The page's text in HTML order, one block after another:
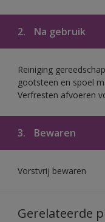
2. Na gebruik
Reiniging
gootsteen en spoel
Verfresten afvoeren
3. Bewaren
Vorstvrij bewaren
Gerelateerde